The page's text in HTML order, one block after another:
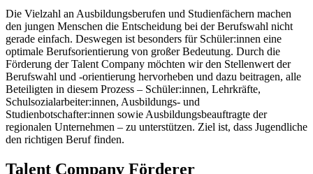
Die Vielzahl an Ausbildungsberufen und Studienfächern machen
den jungen Menschen die Entscheidung bei der Berufswahl nicht
gerade einfach. Deswegen ist besonders für Schüler:innen eine
optimale Berufsorientierung von großer Bedeutung. Durch die
Förderung der Talent Company möchten wir den Stellenwert der
Berufswahl und -orientierung hervorheben und dazu beitragen, alle
Beteiligten in diesem Prozess – Schüler:innen, Lehrkräfte,
Schulsozialarbeiter:innen, Ausbildungs- und
Studienbotschafter:innen sowie Ausbildungsbeauftragte der
regionalen Unternehmen – zu unterstützen. Ziel ist, dass Jugendliche
den richtigen Beruf finden.
Talent Company Förderer